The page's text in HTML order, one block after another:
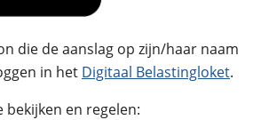
die de aanslag op zijn/haar naam
in het Digitaal Belastingloket.
en regelen: